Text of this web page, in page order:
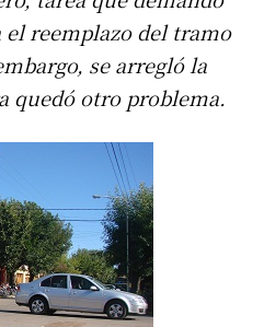
el reemplazo del tramo
se arregló la
quedó otro problema.